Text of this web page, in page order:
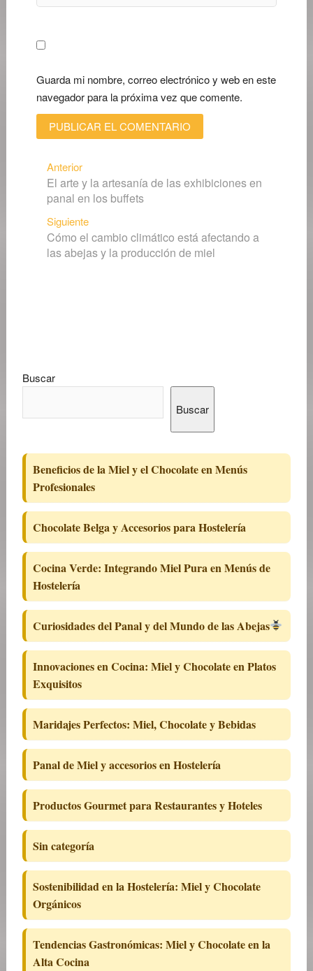
Guarda mi nombre, correo electrónico y web en este
navegador para la próxima vez que comente.
Navegación
de
entradas
AnteriorEntrada
anterior:
El arte y la artesanía de las exhibiciones en
panal en los buffets
SiguienteSiguiente
entrada:
Cómo el cambio climático está afectando a
las abejas y la producción de miel
Buscar
Buscar
Beneficios de la Miel y el Chocolate en Menús
Profesionales
Chocolate Belga y Accesorios para Hostelería
Cocina Verde: Integrando Miel Pura en Menús de
Hostelería
Curiosidades del Panal y del Mundo de las Abejas
Innovaciones en Cocina: Miel y Chocolate en Platos
Exquisitos
Maridajes Perfectos: Miel, Chocolate y Bebidas
Panal de Miel y accesorios en Hostelería
Productos Gourmet para Restaurantes y Hoteles
Sin categoría
Sostenibilidad en la Hostelería: Miel y Chocolate
Orgánicos
Tendencias Gastronómicas: Miel y Chocolate en la
Alta Cocina